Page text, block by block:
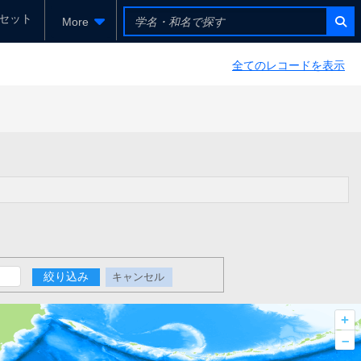
ット More
全てのレコードを表示
絞り込み キャンセル
+
–